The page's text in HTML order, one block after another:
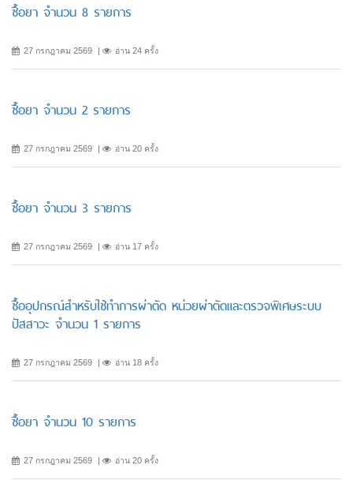
ซื้อยา จำนวน 8 รายการ
27 กรกฎาคม 2569 อ่าน 24 ครั้ง
ซื้อยา จำนวน 2 รายการ
27 กรกฎาคม 2569 อ่าน 20 ครั้ง
ซื้อยา จำนวน 3 รายการ
27 กรกฎาคม 2569 อ่าน 17 ครั้ง
ซื้ออุปกรณ์สำหรับใช้ทำการผ่าตัด หน่วยผ่าตัดและตรวจพิเศษระบบ
ปัสสาวะ จำนวน 1 รายการ
27 กรกฎาคม 2569 อ่าน 18 ครั้ง
ซื้อยา จำนวน 10 รายการ
27 กรกฎาคม 2569 อ่าน 20 ครั้ง